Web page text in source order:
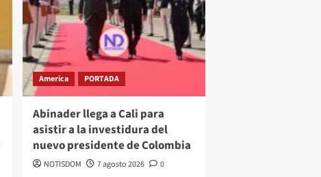
America PORTADA
Abinader llega a Cali para
asistir a la investidura del
nuevo presidente de Colombia
NOTISDOM 7 agosto 2026 0